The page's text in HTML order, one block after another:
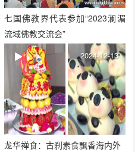
七国佛教界代表参加“2023澜湄
流域佛教交流会”
龙华禅食：古刹素食飘香海内外
2024-12-13